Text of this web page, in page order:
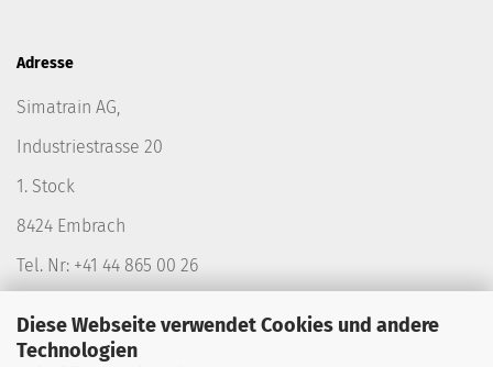
Diese Webseite verwendet Cookies und andere
Technologien
Adresse
Simatrain AG,
Industriestrasse 20
1. Stock
8424 Embrach
Tel. Nr: +41 44 865 00 26